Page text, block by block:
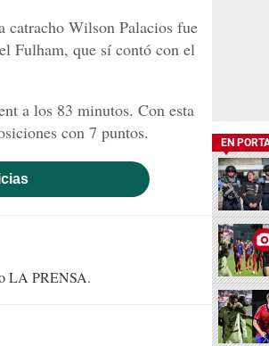
catracho Wilson Palacios fue
Fulham, que sí contó con el
a los 83 minutos. Con esta
con 7 puntos.
LA PRENSA.
EN